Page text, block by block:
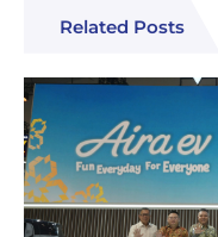
Related Posts